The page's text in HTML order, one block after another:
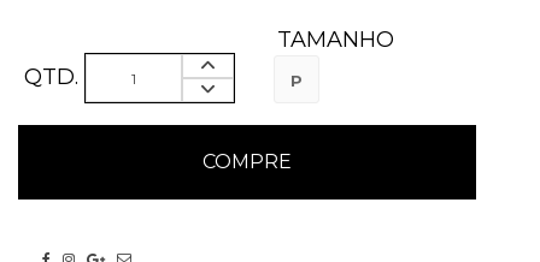
QTD.
TAMANHO
P